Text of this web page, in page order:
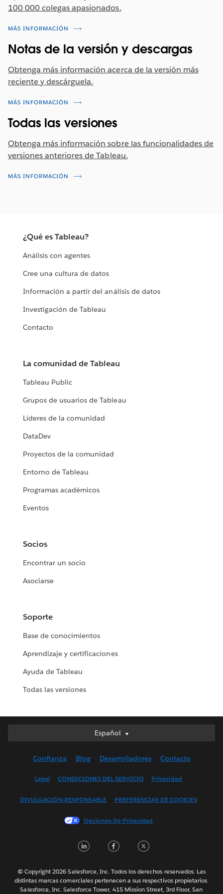
100 000 colegas apasionados.
MÁS INFORMACIÓN
Notas de la versión y descargas
Obtenga más información acerca de la versión más
reciente y descárguela.
MÁS INFORMACIÓN
Todas las versiones
Obtenga más información sobre las funcionalidades de
versiones anteriores de Tableau.
MÁS INFORMACIÓN
¿Qué es Tableau?
Análisis con agentes
Cree una cultura de datos
Información a partir del análisis de datos
Investigación de Tableau
Contacto
La comunidad de Tableau
Tableau Public
Grupos de usuarios de Tableau
Líderes de la comunidad
DataDev
Proyectos de la comunidad
Entorno de Tableau
Programas académicos
Eventos
Socios
Encontrar un socio
Asociarse
Soporte
Base de conocimientos
Aprendizaje y certificaciones
Ayuda de Tableau
Todas las versiones
Español
Español
English (UK)
Français (France)
한국어
Português
Svenska
Confianza Blog Desarrolladores Contacto
Legal CONDICIONES DEL SERVICIO Privacidad
DIVULGACIÓN RESPONSABLE PREFERENCIAS DE COOKIES
Opciones De Privacidad
LinkedInFacebook
© Copyright 2026 Salesforce, Inc. Todos los derechos reservados. Las
distintas marcas comerciales pertenecen a sus respectivos propietarios.
Salesforce, Inc. Salesforce Tower, 415 Mission Street, 3rd Floor, San